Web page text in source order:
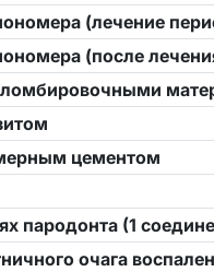
(лечение
(после
цементом
пародонта (1
очага